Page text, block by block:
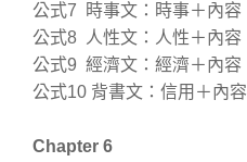
公式7 時事文：時事＋內容
公式8 人性文：人性＋內容
公式9 經濟文：經濟＋內容
公式10 背書文：信用＋內容
Chapter 6